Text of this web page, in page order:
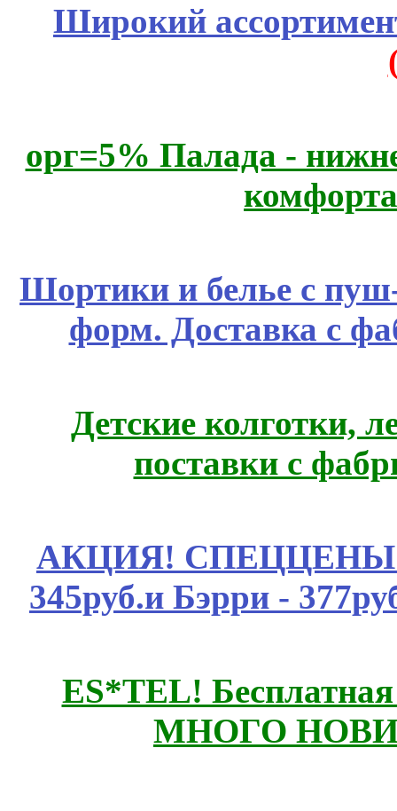
Широкий
орг=5% Палада -
Шортики и белье с
форм. Доставка с
Детские колготки,
поставки с
АКЦИЯ! СПЕЦЦЕНЫ
345руб.и Бэрри -
ES*TEL!
МНОГО